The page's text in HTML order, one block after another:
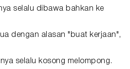
selalu dibawa bahkan ke
dengan alasan "buat kerjaan",
selalu kosong melompong.